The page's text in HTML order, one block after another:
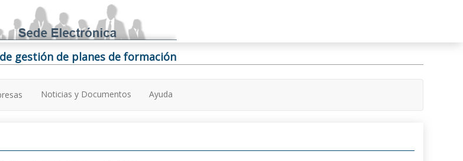
gestión de planes de formación
Noticias y Documentos Ayuda